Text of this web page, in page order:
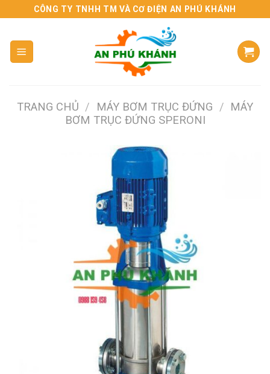
content
CÔNG TY TNHH TM VÀ CƠ ĐIỆN AN PHÚ KHÁNH
TRANG CHỦ / MÁY BƠM TRỤC ĐỨNG /
MÁY
BƠM TRỤC ĐỨNG SPERONI